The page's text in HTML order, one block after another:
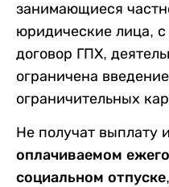
занимающиеся
юридические лица,
договор ГПХ,
ограничена
ограничительных
Не получат выплату
оплачиваемом
социальном отпуске